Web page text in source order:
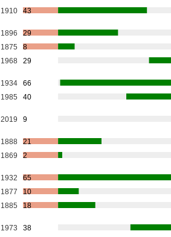
1910 43
1896
29
1875
8
1968 29
1934
66
1985 40
2019 9
1888
21
1869 2
1932
65
1877
10
1885 18
1973
38